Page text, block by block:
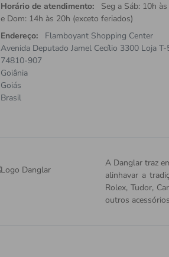
Horário de atendimento:
Seg a Sáb: 10h
e Dom: 14h às 20h (exceto feriados)
Endereço:
Flamboyant Shopping Center
Avenida Deputado Jamel Cecílio 3300 Loja T-
74810-907
Goiânia
Goiás
Brasil
A Danglar traz
alinhavar a
Rolex, Tudor,
outros